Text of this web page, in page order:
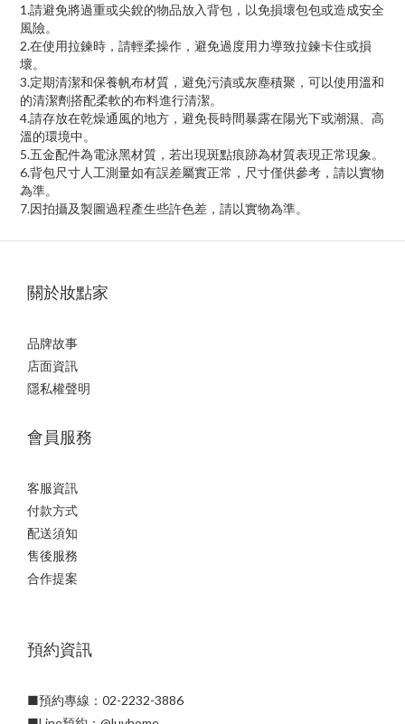
1.請避免將過重或尖銳的物品放入背包，以免損壞包包或造成安全
風險。
2.在使用拉鍊時，請輕柔操作，避免過度用力導致拉鍊卡住或損
壞。
3.定期清潔和保養帆布材質，避免污漬或灰塵積聚，可以使用溫和
的清潔劑搭配柔軟的布料進行清潔。
4.請存放在乾燥通風的地方，避免長時間暴露在陽光下或潮濕、高
溫的環境中。
5.五金配件為電泳黑材質，若出現斑點痕跡為材質表現正常現象。
6.背包尺寸人工測量如有誤差屬實正常，尺寸僅供參考，請以實物
為準。
7.因拍攝及製圖過程產生些許色差，請以實物為準。
關於妝點家
品牌故事
店面資訊
隱私權聲明
會員服務
客服資訊
付款方式
配送須知
售後服務
合作提案
預約資訊
■預約專線：02-2232-3886